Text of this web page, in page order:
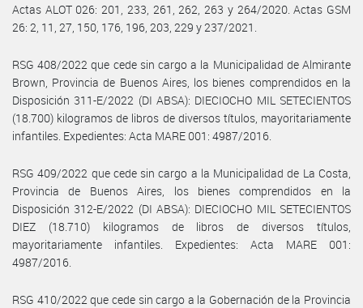
Actas ALOT 026: 201, 233, 261, 262, 263 y 264/2020. Actas GSM
26: 2, 11, 27, 150, 176, 196, 203, 229 y 237/2021.
RSG 408/2022 que cede sin cargo a la Municipalidad de Almirante
Brown, Provincia de Buenos Aires, los bienes comprendidos en la
Disposición 311-E/2022 (DI ABSA): DIECIOCHO MIL SETECIENTOS
(18.700) kilogramos de libros de diversos títulos, mayoritariamente
infantiles. Expedientes: Acta MARE 001: 4987/2016.
RSG 409/2022 que cede sin cargo a la Municipalidad de La Costa,
Provincia de Buenos Aires, los bienes comprendidos en la
Disposición 312-E/2022 (DI ABSA): DIECIOCHO MIL SETECIENTOS
DIEZ (18.710) kilogramos de libros de diversos títulos,
mayoritariamente infantiles. Expedientes: Acta MARE 001:
4987/2016.
RSG 410/2022 que cede sin cargo a la Gobernación de la Provincia